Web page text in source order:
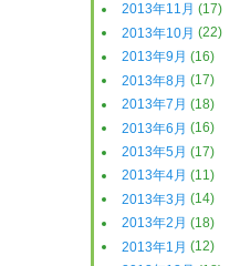
2013年11月 (17)
2013年10月 (22)
2013年9月 (16)
2013年8月 (17)
2013年7月 (18)
2013年6月 (16)
2013年5月 (17)
2013年4月 (11)
2013年3月 (14)
2013年2月 (18)
2013年1月 (12)